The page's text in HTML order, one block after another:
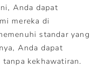
Anda dapat
mereka di
standar yang
Anda dapat
kekhawatiran.